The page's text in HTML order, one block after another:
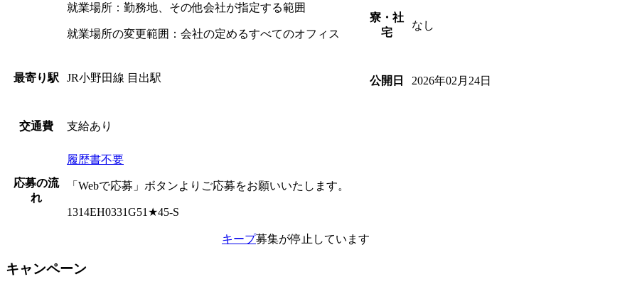
就業場所：勤務地、その他会社が指定する範囲
就業場所の変更範囲：会社の定めるすべてのオフィス
最寄り駅 JR小野田線 目出駅
交通費 支給あり
応募の流
れ
履歴書不要
「Webで応募」ボタンよりご応募をお願いいたします。
1314EH0331G51★45-S
寮・社
宅
なし
公開日 2026年02月24日
キープ募集が停止しています
キャンペーン